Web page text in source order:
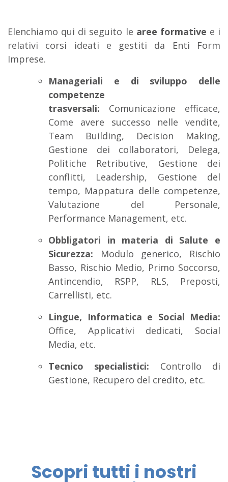
Elenchiamo qui di seguito le aree formative e i
relativi corsi ideati e gestiti da Enti Form
Imprese.
Manageriali e di sviluppo delle
competenze
trasversali: Comunicazione efficace,
Come avere successo nelle vendite,
Team Building, Decision Making,
Gestione dei collaboratori, Delega,
Politiche Retributive, Gestione dei
conflitti, Leadership, Gestione del
tempo, Mappatura delle competenze,
Valutazione del Personale,
Performance Management, etc.
Obbligatori in materia di Salute e
Sicurezza: Modulo generico, Rischio
Basso, Rischio Medio, Primo Soccorso,
Antincendio, RSPP, RLS, Preposti,
Carrellisti, etc.
Lingue, Informatica e Social Media:
Office, Applicativi dedicati, Social
Media, etc.
Tecnico specialistici: Controllo di
Gestione, Recupero del credito, etc.
Scopri tutti i nostri